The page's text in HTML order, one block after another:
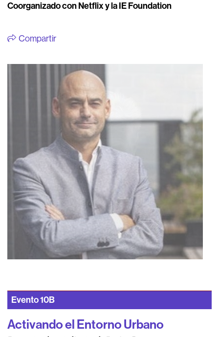
Coorganizado con Netflix y la IE Foundation
Compartir
Evento10B
Activando el Entorno Urbano